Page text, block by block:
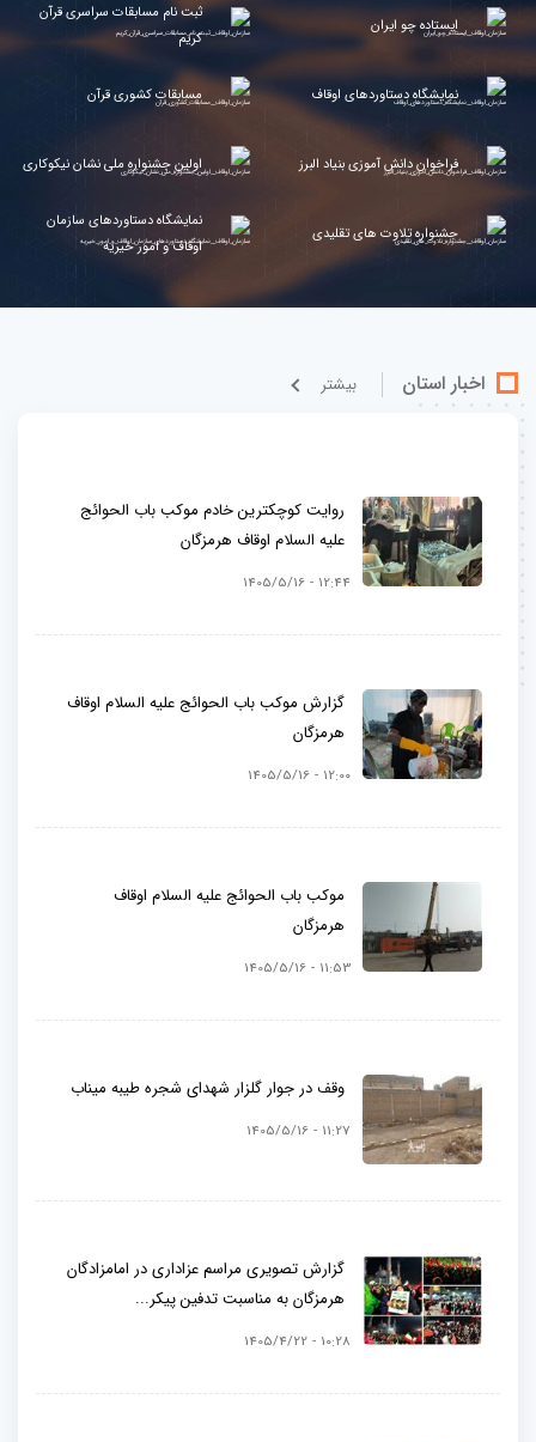
ایستاده چو ایران
ثبت نام مسابقات سراسری قرآن
کریم
نمایشگاه دستاوردهای اوقاف مسابقات کشوری قرآن
فراخوان دانش آموزی بنیاد البرز اولین جشنواره ملی نشان نیکوکاری
جشنواره تلاوت های تقلیدی
نمایشگاه دستاوردهای سازمان
اوقاف و امور خیریه
اخبار استان بيشتر
روایت کوچکترین خادم موکب باب الحوائج
علیه السلام اوقاف هرمزگان
12:44 - 1405/5/16
گزارش موکب باب الحوائج علیه السلام اوقاف
هرمزگان
12:00 - 1405/5/16
موکب باب الحوائج علیه السلام اوقاف
هرمزگان
11:53 - 1405/5/16
وقف در جوار گلزار شهدای شجره طیبه میناب
11:27 - 1405/5/16
گزارش تصویری مراسم عزاداری در امامزادگان
هرمزگان به مناسبت تدفین پیکر...
10:28 - 1405/4/22